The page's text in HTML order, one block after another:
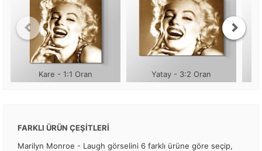
Kare - 1:1 Oran Yatay - 3:2 Oran
FARKLI ÜRÜN ÇEŞİTLERİ
Marilyn Monroe - Laugh görselini 6 farklı ürüne göre seçip,